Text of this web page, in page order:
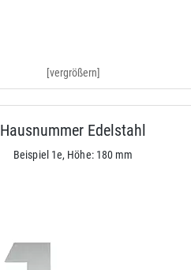
[vergrößern]
Hausnummer Edelstahl
Beispiel 1e, Höhe: 180 mm